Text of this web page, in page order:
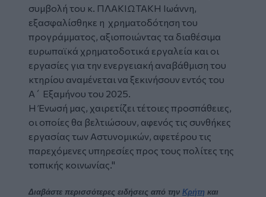
συμβολή του κ. ΠΛΑΚΙΩΤΑΚΗ Ιωάννη,
εξασφαλίσθηκε η χρηματοδότηση του
προγράμματος, αξιοποιώντας τα διαθέσιμα
ευρωπαϊκά χρηματοδοτικά εργαλεία και οι
εργασίες για την ενεργειακή αναβάθμιση του
κτηρίου αναμένεται να ξεκινήσουν εντός του
Α΄ Εξαμήνου του 2025.
Η Ένωσή μας, χαιρετίζει τέτοιες προσπάθειες,
οι οποίες θα βελτιώσουν, αφενός τις συνθήκες
εργασίας των Αστυνομικών, αφετέρου τις
παρεχόμενες υπηρεσίες προς τους πολίτες της
τοπικής κοινωνίας."
Διαβάστε περισσότερες ειδήσεις από την Κρήτη και